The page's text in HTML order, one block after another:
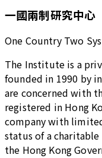
一國兩制研究中心
One Country Two
The Institute is a
founded in 1990 by
are concerned with
registered in Hong
company with
status of a
the Hong Kong